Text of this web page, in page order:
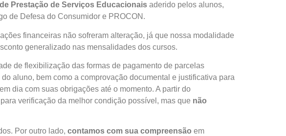
Prestação de Serviços Educacionais aderido pelos alunos,
de Defesa do Consumidor e PROCON.
financeiras não sofreram alteração, já que nossa modalidade
generalizado nas mensalidades dos cursos.
de flexibilização das formas de pagamento de parcelas
aluno, bem como a comprovação documental e justificativa para
dia com suas obrigações até o momento. A partir do
verificação da melhor condição possível, mas que não
Por outro lado, contamos com sua compreensão em